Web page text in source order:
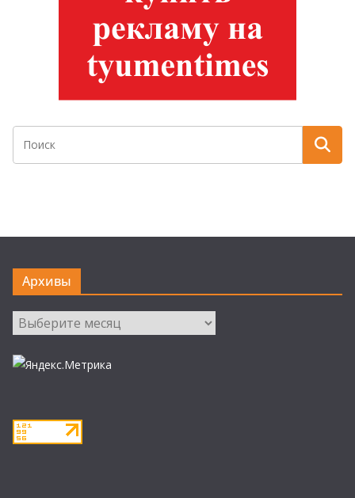
Архивы
Архивы